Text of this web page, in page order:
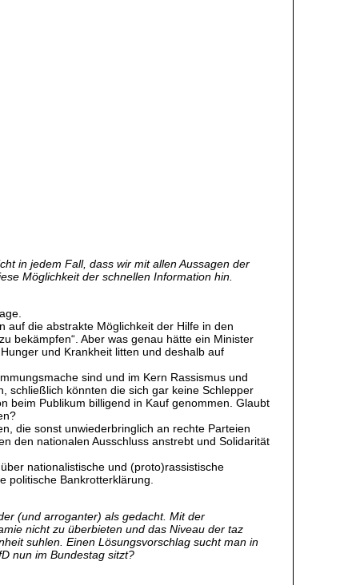
in jedem Fall, dass wir mit allen Aussagen der
Möglichkeit der schnellen Information hin.
auf die abstrakte Möglichkeit der Hilfe in den
bekämpfen“. Aber was genau hätte ein Minister
und Krankheit litten und deshalb auf
sind und im Kern Rassismus und
schließlich könnten die sich gar keine Schlepper
beim Publikum billigend in Kauf genommen. Glaubt
die sonst unwiederbringlich an rechte Parteien
den nationalen Ausschluss anstrebt und Solidarität
nationalistische und (proto)rassistische
politische Bankrotterklärung.
(und arroganter) als gedacht. Mit der
nicht zu überbieten und das Niveau der taz
suhlen. Einen Lösungsvorschlag sucht man in
nun im Bundestag sitzt?